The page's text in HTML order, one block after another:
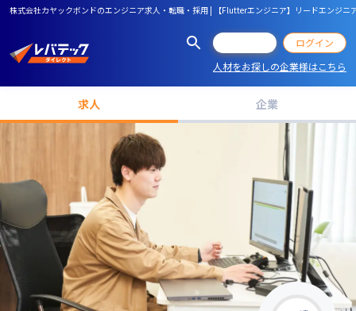
株式会社カヤックボンドのエンジニア求人・転職・採用 | 【Flutterエンジニア】リードエンジ
ログイン
人材をお探しの企業様はこちら
求人 企業